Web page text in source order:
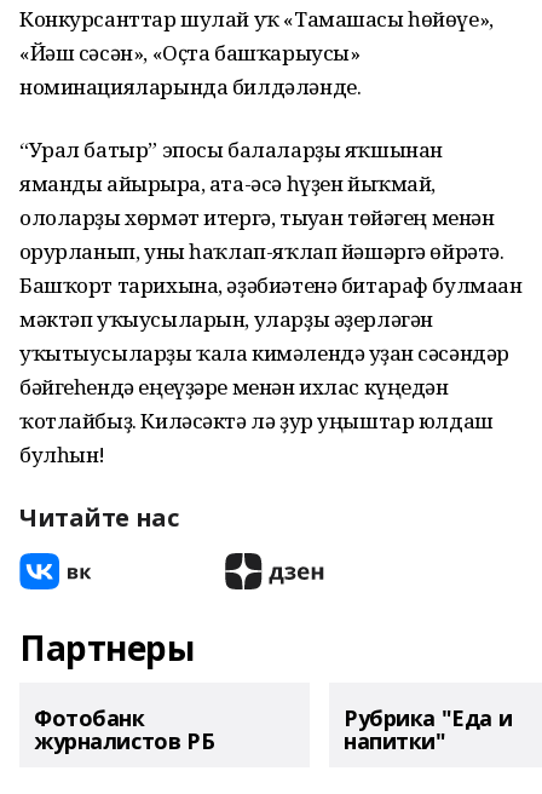
Конкурсанттар шулай уҡ «Тамашасы һөйөүе»,
«Йәш сәсән», «Оҫта башҡарыусы»
номинацияларында билдәләнде.
“Урал батыр” эпосы балаларҙы яҡшынан
яманды айырырға, ата-әсә һүҙен йыҡмай,
ололарҙы хөрмәт итергә, тыуған төйәгең менән
ғорурланып, уны һаҡлап-яҡлап йәшәргә өйрәтә.
Башҡорт тарихына, әҙәбиәтенә битараф булмаған
мәктәп уҡыусыларын, уларҙы әҙерләгән
уҡытыусыларҙы ҡала кимәлендә уҙған сәсәндәр
бәйгеһендә еңеүҙәре менән ихлас күңедән
ҡотлайбыҙ. Киләсәктә лә ҙур уңыштар юлдаш
булһын!
Читайте нас
Партнеры
Фотобанк
журналистов РБ
Рубрика "Еда и
напитки"